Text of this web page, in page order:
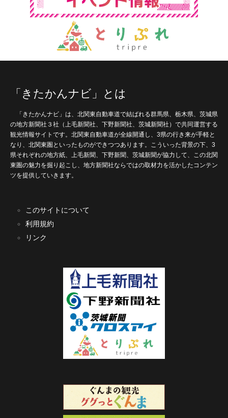
「きたかんナビ」とは
「きたかんナビ」は、北関東自動車道で結ばれる群馬県、栃木県、茨城県
の地方新聞社３社（上毛新聞社、下野新聞社、茨城新聞社）で共同運営する
観光情報サイトです。北関東自動車道が全線開通し、3県の行き来が手軽と
なり、北関東圏といったものができつつあります。こういった背景の下、3
県それぞれの地方紙、上毛新聞、下野新聞、茨城新聞が協力して、この北関
東圏の魅力を掘り起こし、地方新聞社ならではの取材力を活かしたコンテン
ツを提供していきます。
このサイトについて
利用規約
リンク